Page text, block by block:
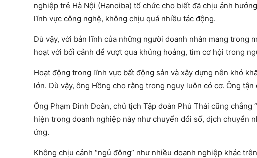
nghiệp trẻ Hà Nội (Hanoiba) tổ chức cho biết đã chịu ảnh
lĩnh vực công nghệ, không chịu quá nhiều tác động.
Dù vậy, với bản lĩnh của những người doanh nhân mang trong
hoạt với bối cảnh để vượt qua khủng hoảng, tìm cơ hội trong
Hoạt động trong lĩnh vực bất động sản và xây dựng nên khó
lớn. Dù vậy, ông Hồng cho rằng trong nguy luôn có cơ. Ông
Ông Phạm Đình Đoàn, chủ tịch Tập đoàn Phú Thái cũng
hiện trong doanh nghiệp này như chuyển đổi số, dịch chuyển
ứng.
Không chịu cảnh “ngủ đông” như nhiều doanh nghiệp khác